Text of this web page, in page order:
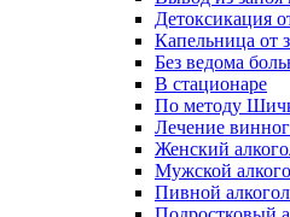
Детоксикация
Капельница от
Без ведома
В стационаре
По методу
Лечение
Женский
Мужской
Пивной